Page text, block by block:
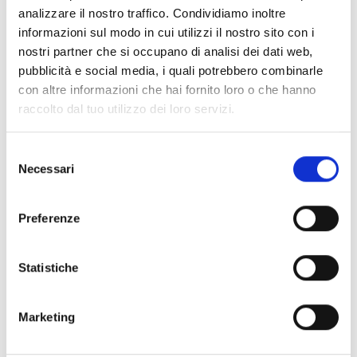
analizzare il nostro traffico. Condividiamo inoltre
informazioni sul modo in cui utilizzi il nostro sito con i
nostri partner che si occupano di analisi dei dati web,
pubblicità e social media, i quali potrebbero combinarle
con altre informazioni che hai fornito loro o che hanno
raccolto dal tuo utilizzo dei loro servizi.
delNecessari
Preferenze
Statistiche
Marketing